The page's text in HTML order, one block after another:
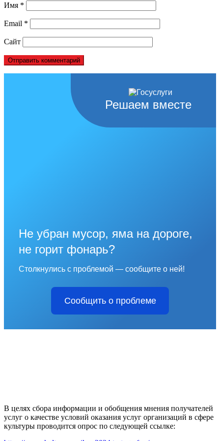
Имя *
Email *
Сайт
Решаем вместе
Не убран мусор, яма на дороге,
не горит фонарь?
Столкнулись с проблемой — сообщите о ней!
Сообщить о проблеме
В целях сбора информации и обобщения мнения получателей
услуг о качестве условий оказания услуг организаций в сфере
культуры проводится опрос по следующей ссылке: